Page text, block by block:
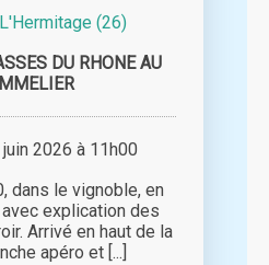
(26)
DU RHONE AU
2026 à 11h00
dans le vignoble, en
explication des
Arrivé en haut de la
apéro et [...]